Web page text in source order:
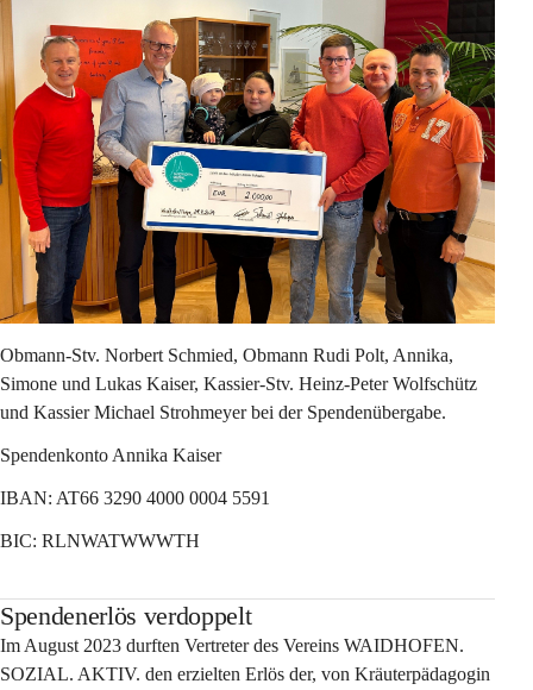
Obmann-Stv. Norbert Schmied, Obmann Rudi Polt, Annika,
Simone und Lukas Kaiser, Kassier-Stv. Heinz-Peter Wolfschütz
und Kassier Michael Strohmeyer bei der Spendenübergabe.
Spendenkonto Annika Kaiser
IBAN: AT66 3290 4000 0004 5591
BIC: RLNWATWWWTH
Spendenerlös verdoppelt
Im August 2023 durften Vertreter des Vereins WAIDHOFEN.
SOZIAL. AKTIV. den erzielten Erlös der, von Kräuterpädagogin